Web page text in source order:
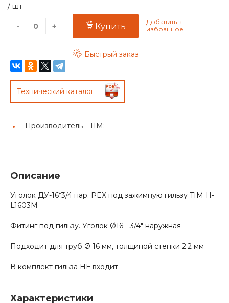
/ шт
- + Купить
Быстрый заказ
Технический каталог
Производитель - TIM;
Описание
Уголок ДУ-16*3/4 нар. PEX под зажимную гильзу TIM H-
L1603M
Фитинг под гильзу. Уголок Ø16 - 3/4" наружная
Подходит для труб Ø 16 мм, толщиной стенки 2.2 мм
В комплект гильза НЕ входит
Характеристики